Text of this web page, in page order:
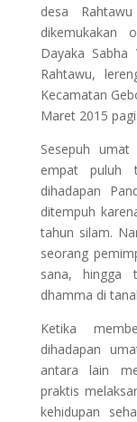
desa
dikemukakan
Dayaka
Rahtawu,
Kecamatan
Maret 2015 pagi.
Sesepuh
empat puluh
dihadapan
ditempuh
tahun silam.
seorang
sana, hingga
dhamma di
Ketika
dihadapan
antara lain
praktis
kehidupan